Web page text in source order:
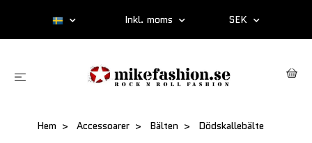
Inkl. moms SEK
Hem Accessoarer Bälten Dödskallebälte